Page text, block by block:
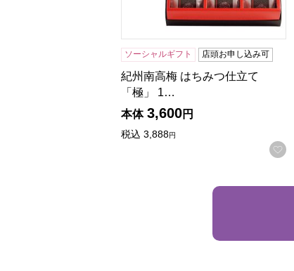
ソーシャルギフト 店頭お申し込み可
紀州南高梅 はちみつ仕立て
「極」 1…
本体 3,600円
税込 3,888円